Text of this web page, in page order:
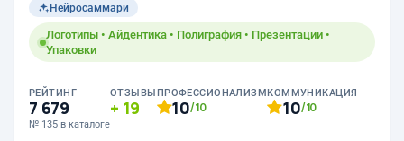
Нейросаммари
Логотипы • Айдентика • Полиграфия • Презентации •
Упаковки
РЕЙТИНГ
7 679
№ 135 в каталоге
ОТЗЫВЫ
19
ПРОФЕССИОНАЛИЗМ
10/10
КОММУНИКАЦИЯ
10/10